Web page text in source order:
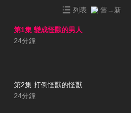
列表 舊→新
第1集 變成怪獸的男人
24分鐘
第2集 打倒怪獸的怪獸
24分鐘